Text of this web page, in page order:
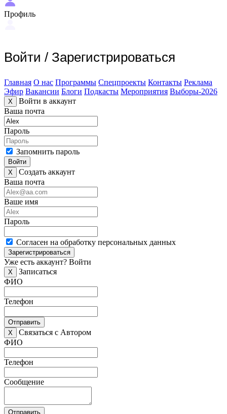
Профиль
Войти / Зарегистрироваться
Главная О нас Программы Спецпроекты Контакты Реклама
Эфир Вакансии Блоги Подкасты Мероприятия Выборы-2026
X
Войти в аккаунт
Ваша почта
Пароль
Запомнить пароль
Войти
X
Создать аккаунт
Ваша почта
Ваше имя
Пароль
Согласен на обработку персональных данных
Зарегистрироваться
Уже есть аккаунт? Войти
X
Записаться
ФИО
Телефон
Отправить
X
Связаться с Автором
ФИО
Телефон
Сообщение
Отправить